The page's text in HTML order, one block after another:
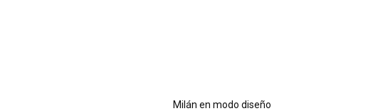
Milán en modo diseño